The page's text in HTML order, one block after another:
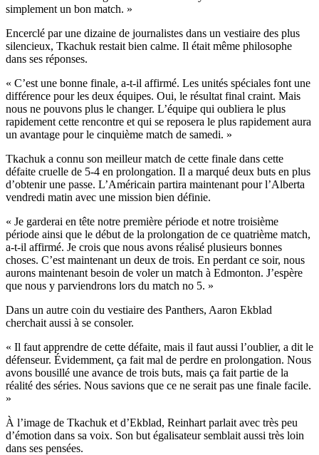
simplement un bon match. »
Encerclé par une dizaine de journalistes dans un vestiaire des plus
silencieux, Tkachuk restait bien calme. Il était même philosophe
dans ses réponses.
« C’est une bonne finale, a-t-il affirmé. Les unités spéciales font une
différence pour les deux équipes. Oui, le résultat final craint. Mais
nous ne pouvons plus le changer. L’équipe qui oubliera le plus
rapidement cette rencontre et qui se reposera le plus rapidement aura
un avantage pour le cinquième match de samedi. »
Tkachuk a connu son meilleur match de cette finale dans cette
défaite cruelle de 5-4 en prolongation. Il a marqué deux buts en plus
d’obtenir une passe. L’Américain partira maintenant pour l’Alberta
vendredi matin avec une mission bien définie.
« Je garderai en tête notre première période et notre troisième
période ainsi que le début de la prolongation de ce quatrième match,
a-t-il affirmé. Je crois que nous avons réalisé plusieurs bonnes
choses. C’est maintenant un deux de trois. En perdant ce soir, nous
aurons maintenant besoin de voler un match à Edmonton. J’espère
que nous y parviendrons lors du match no 5. »
Dans un autre coin du vestiaire des Panthers, Aaron Ekblad
cherchait aussi à se consoler.
« Il faut apprendre de cette défaite, mais il faut aussi l’oublier, a dit le
défenseur. Évidemment, ça fait mal de perdre en prolongation. Nous
avons bousillé une avance de trois buts, mais ça fait partie de la
réalité des séries. Nous savions que ce ne serait pas une finale facile.
»
À l’image de Tkachuk et d’Ekblad, Reinhart parlait avec très peu
d’émotion dans sa voix. Son but égalisateur semblait aussi très loin
dans ses pensées.